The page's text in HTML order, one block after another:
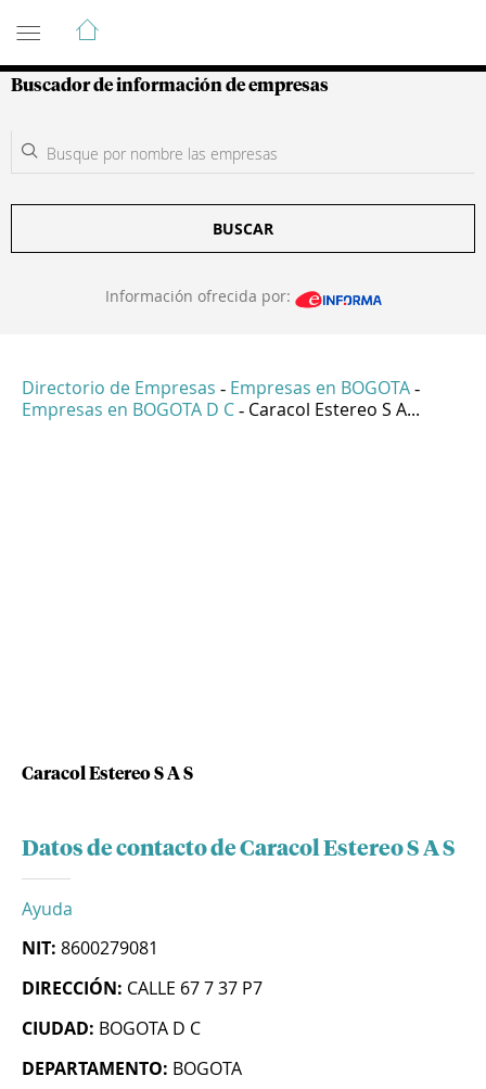
Guía de Empresas Colombianas
Buscador de información de empresas
BUSCAR
Información ofrecida por:
Directorio de Empresas - Empresas en BOGOTA -
Empresas en BOGOTA D C - Caracol Estereo S A...
Caracol Estereo S A S
Datos de contacto de Caracol Estereo S A S
Ayuda
NIT: 8600279081
DIRECCIÓN: CALLE 67 7 37 P7
CIUDAD: BOGOTA D C
DEPARTAMENTO: BOGOTA